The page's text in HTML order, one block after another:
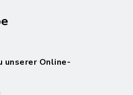
unserer Online-